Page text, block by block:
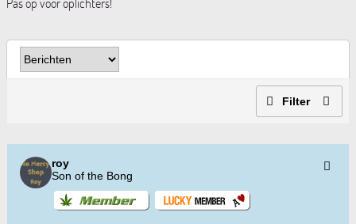
Pas op voor oplichters!
Filter
roy
Son of the Bong